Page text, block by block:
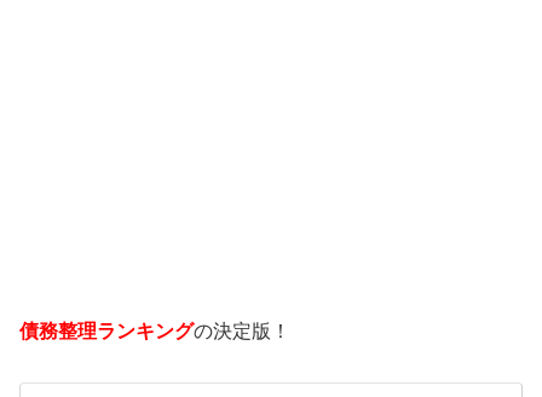
債務整理ランキングの決定版！